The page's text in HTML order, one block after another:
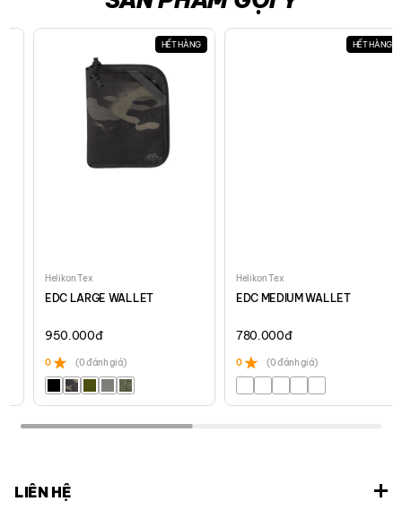
HẾT HÀNG
Helikon Tex
EDC LARGE WALLET
950.000đ
(0 đánh giá)
HẾT HÀNG
Helikon Tex
EDC MEDIUM WALLET
780.000đ
(0 đánh giá)
LIÊN HỆ